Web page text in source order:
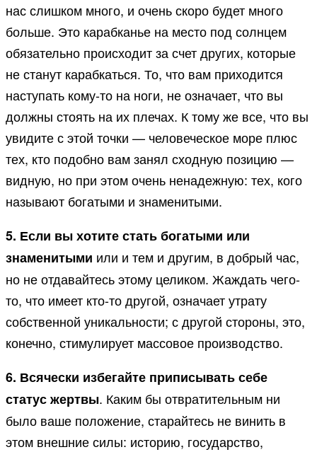
нас слишком много, и очень скоро будет много
больше. Это карабканье на место под солнцем
обязательно происходит за счет других, которые
не станут карабкаться. То, что вам приходится
наступать кому-то на ноги, не означает, что вы
должны стоять на их плечах. К тому же все, что вы
увидите с этой точки — человеческое море плюс
тех, кто подобно вам занял сходную позицию —
видную, но при этом очень ненадежную: тех, кого
называют богатыми и знаменитыми.
5. Если вы хотите стать богатыми или
знаменитыми или и тем и другим, в добрый час,
но не отдавайтесь этому целиком. Жаждать чего-
то, что имеет кто-то другой, означает утрату
собственной уникальности; с другой стороны, это,
конечно, стимулирует массовое производство.
6. Всячески избегайте приписывать себе
статус жертвы. Каким бы отвратительным ни
было ваше положение, старайтесь не винить в
этом внешние силы: историю, государство,